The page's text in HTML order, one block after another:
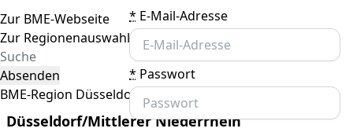
* E-Mail-Adresse
* Passwort
Toggle navigation
Zur BME-Webseite
Zur Regionenauswahl
Absenden
BME-Region Düsseldorf/Mittlerer Niederrhein
Düsseldorf/Mittlerer Niederrhein